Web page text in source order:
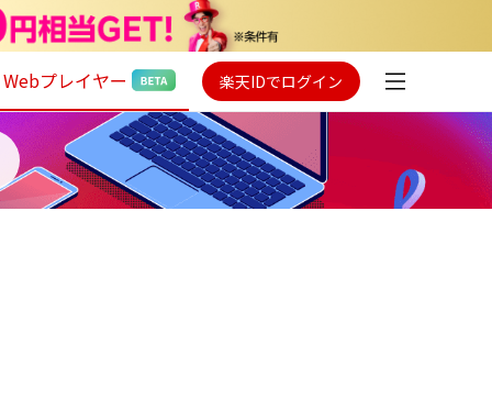
Webプレイヤー 楽天IDでログイン